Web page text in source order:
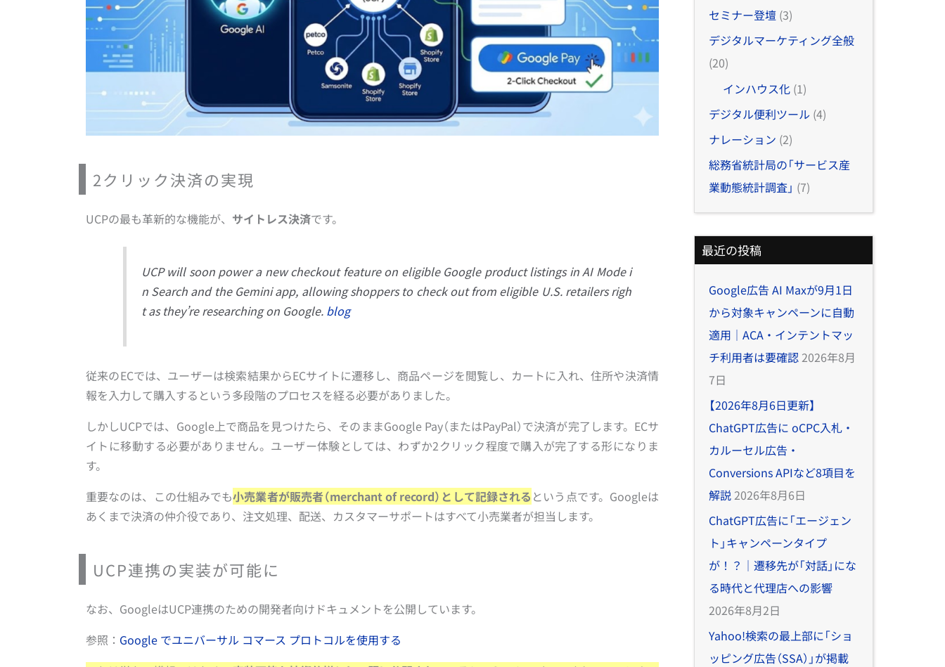
2クリック決済の実現
UCPの最も革新的な機能が、 サイトレス決済です。
UCP will soon power a new checkout feature on eligible Google product listings in AI Mode i
n Search and the Gemini app, allowing shoppers to check out from eligible U.S. retailers righ
t as they’re researching on Google. blog
従来のECでは、ユーザーは検索結果からECサイトに遷移し、商品ページを閲覧し、カートに入れ、住所や決済情
報を入力して購入するという多段階のプロセスを経る必要がありました。
しかしUCPでは、Google上で商品を見つけたら、そのままGoogle Pay（またはPayPal）で決済が完了します。ECサ
イトに移動する必要がありません。ユーザー体験としては、わずか2クリック程度で購入が完了する形になりま
す。
重要なのは、この仕組みでも小売業者が販売者（merchant of record）として記録される という点です。Googleは
あくまで決済の仲介役であり、注文処理、配送、カスタマーサポートはすべて小売業者が担当します。
UCP連携の実装が可能に
なお、GoogleはUCP連携のための開発者向けドキュメントを公開しています。
参照： Google でユニバーサル コマース プロトコルを使用する
セミナー登壇 (3)
デジタルマーケティング全般
(20)
インハウス化 (1)
デジタル便利ツール (4)
ナレーション (2)
総務省統計局の「サービス産
業動態統計調査」 (7)
最近の投稿
Google広告 AI Maxが9月1日
から対象キャンペーンに自動
適用｜ACA・インテントマッ
チ利用者は要確認2026年8月
7日
【2026年8月6日更新】
ChatGPT広告に oCPC入札・
カルーセル広告・
Conversions APIなど8項目を
解説2026年8月6日
ChatGPT広告に「エージェン
ト」キャンペーンタイプ
が！？｜遷移先が「対話」にな
る時代と代理店への影響
2026年8月2日
Yahoo!検索の最上部に「ショ
ッピング広告（SSA）」が掲載